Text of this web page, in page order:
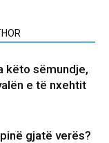
këto sëmundje,
e të nxehtit
gjatë verës?